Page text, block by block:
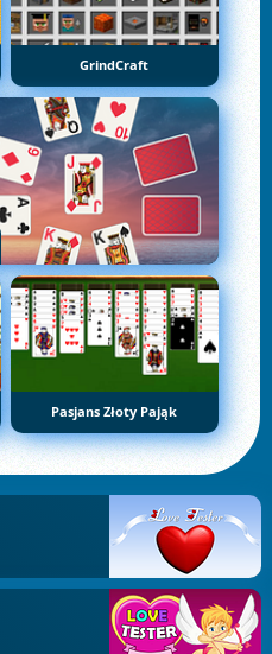
GrindCraft
Pasjans Złoty Pająk